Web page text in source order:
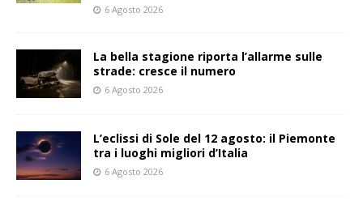
6 Agosto 2026
La bella stagione riporta l’allarme sulle
strade: cresce il numero
6 Agosto 2026
L’eclissi di Sole del 12 agosto: il Piemonte
tra i luoghi migliori d’Italia
6 Agosto 2026